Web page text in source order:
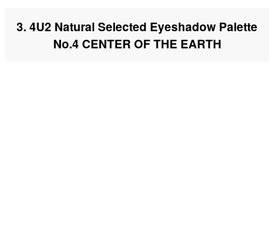
3. 4U2 Natural Selected Eyeshadow Palette
No.4 CENTER OF THE EARTH